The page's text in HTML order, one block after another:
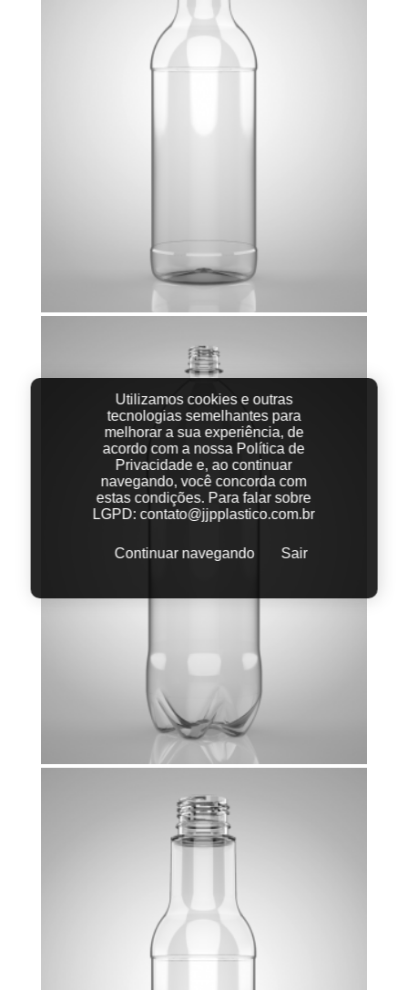
Utilizamos cookies e outras
tecnologias semelhantes para
melhorar a sua experiência, de
acordo com a nossa Política de
Privacidade e, ao continuar
navegando, você concorda com
estas condições. Para falar sobre
LGPD:contato@jjpplastico.com.br
Continuar navegando Sair